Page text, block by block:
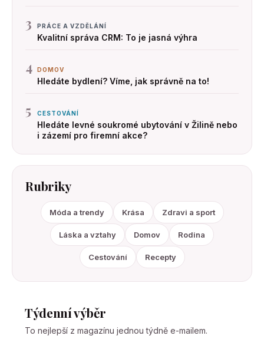
3 PRÁCE A VZDĚLÁNÍ
Kvalitní správa CRM: To je jasná výhra
4 DOMOV
Hledáte bydlení? Víme, jak správně na to!
5 CESTOVÁNÍ
Hledáte levné soukromé ubytování v Žilině nebo
i zázemí pro firemní akce?
Rubriky
Móda a trendy Krása Zdravi a sport
Láska a vztahy Domov Rodina
Cestování Recepty
Týdenní výběr
To nejlepší z magazínu jednou týdně e-mailem.